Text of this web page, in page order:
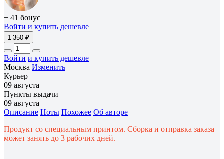
+ 41 бонус
Войти и купить дешевле
1 350 ₽
Войти и купить дешевле
Москва Изменить
Курьер
09 августа
Пункты выдачи
09 августа
Описание Ноты Похожее Об авторе
Продукт со специальным принтом. Сборка и отправка заказа
может занять до 3 рабочих дней.